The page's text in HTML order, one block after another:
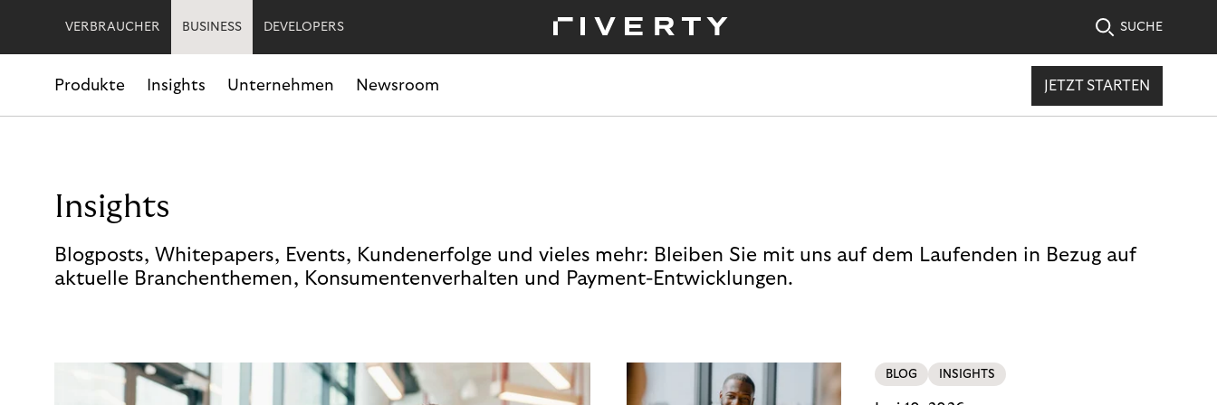
VERBRAUCHER BUSINESS DEVELOPERS SUCHE
Produkte Insights Unternehmen Newsroom JETZT STARTEN
Insights
Blogposts, Whitepapers, Events, Kundenerfolge und vieles mehr: Bleiben Sie mit uns auf dem Laufenden in Bezug auf
aktuelle Branchenthemen, Konsumentenverhalten und Payment-Entwicklungen.
BLOG INSIGHTS